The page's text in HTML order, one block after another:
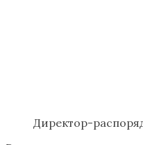
Директор-